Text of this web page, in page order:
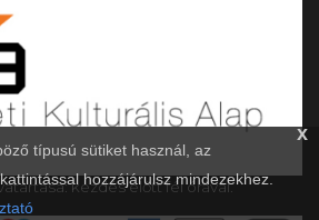
x
típusú sütiket használ, az
hozzájárulsz mindezekhez.
kezdés előtt fél órával.